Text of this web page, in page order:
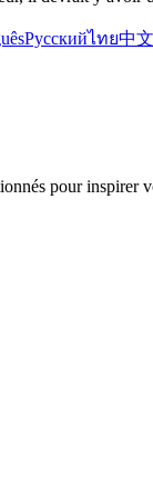
Русскийไทย中文
pour inspirer